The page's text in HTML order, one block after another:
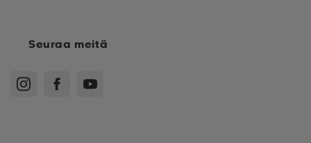
Seuraa meitä